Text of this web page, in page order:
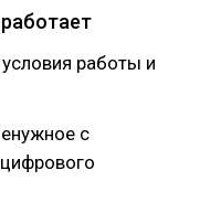
работы и
с